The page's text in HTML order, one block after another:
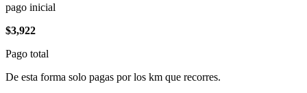
pago inicial
$3,922
Pago total
De esta forma solo pagas por los km que recorres.